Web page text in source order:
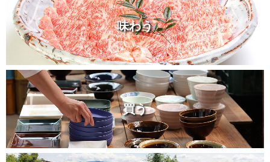
味わう
買う